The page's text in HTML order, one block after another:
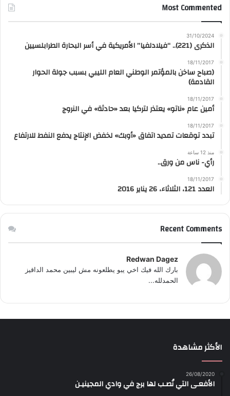
Most Commented
31/10/2024
الذكرى (221).. “فيلادلفيا” الأمريكية في أسر البحارة الطرابلسيين
18/11/2017
(صباح ساخن بالمؤتمر الوطني العام الليبي بسبب جولة الحوار
القادمة)
18/11/2017
أمين عام «ناتو» يعتذر لتركيا بعد «حادثة» في النروج
18/11/2017
تبدد توقعات تمديد اتفاق «أوبك» لخفض الإنتاج يدفع النفط للارتفاع
منذ 12 ساعة
رأي- ناس من ورق..
18/11/2017
العدد 121، الثلاثاء، 26 يناير 2016
Recent Comments
Redwan Dagez
بارك الله فيك اخي يبو يطلعونه مش ليبين محمد الداقيز
الحمدلله...
الأكثر مشاهدة
26/08/2020
الأفعـى التي نُصـب لها برج في وادي المجينيـن